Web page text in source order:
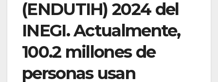
(ENDUTIH) 2024 del
INEGI. Actualmente,
100.2 millones de
personas usan